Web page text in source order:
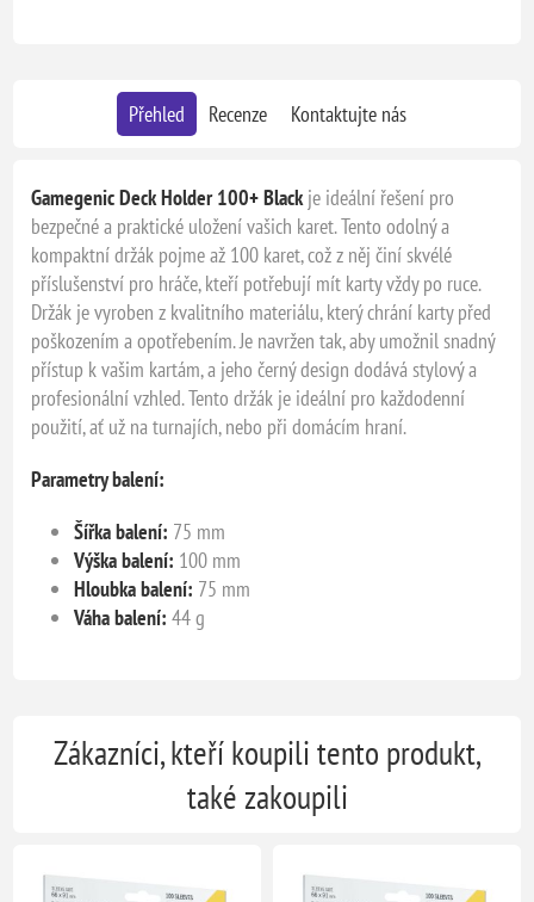
Přehled Recenze Kontaktujte nás
Gamegenic Deck Holder 100+ Blackje ideální řešení pro
bezpečné a praktické uložení vašich karet. Tento odolný a
kompaktní držák pojme až 100 karet, což z něj činí skvélé
příslušenství pro hráče, kteří potřebují mít karty vždy po ruce.
Držák je vyroben z kvalitního materiálu, který chrání karty před
poškozením a opotřebením. Je navržen tak, aby umožnil snadný
přístup k vašim kartám, a jeho černý design dodává stylový a
profesionální vzhled. Tento držák je ideální pro každodenní
použití, ať už na turnajích, nebo při domácím hraní.
Parametry balení:
Šířka balení: 75 mm
Výška balení: 100 mm
Hloubka balení: 75 mm
Váha balení: 44 g
Zákazníci, kteří koupili tento produkt,
také zakoupili